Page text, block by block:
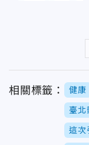
相關標籤： 健康
臺北
這次